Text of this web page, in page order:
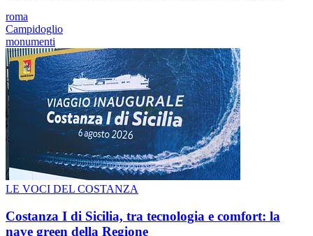
roma
Campidoglio
monumenti
LE VOCI DEL COSTANZA
Costanza I di Sicilia, tra tecnologia e comfort: la
nave green della Regione